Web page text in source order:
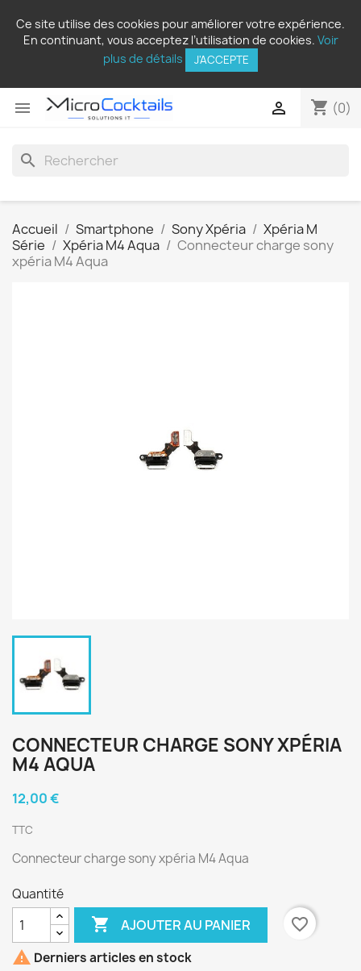
Ce site utilise des cookies pour améliorer votre expérience.
En continuant, vous acceptez l’utilisation de cookies. Voir
plus de détails
J'ACCEPTE
 shopping_cart (0)

search
Accueil Smartphone Sony Xpéria
Xpéria M
Série
Xpéria M4 Aqua
Connecteur charge sony
xpéria M4 Aqua
CONNECTEUR CHARGE SONY XPÉRIA
M4 AQUA
12,00 €
TTC
Connecteur charge sony xpéria M4 Aqua
Quantité
 AJOUTER AU PANIER
favorite_border
 Derniers articles en stock